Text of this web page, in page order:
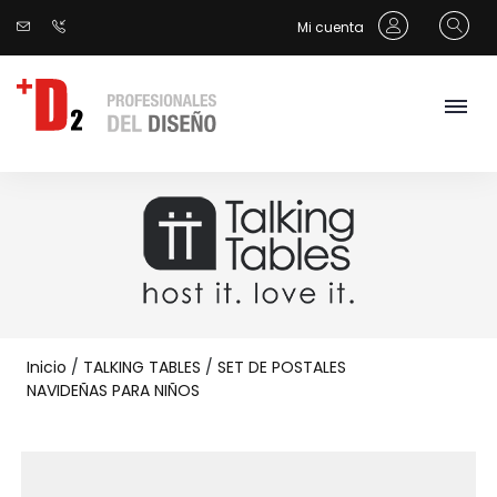
Mi cuenta
Inicio / TALKING TABLES / SET DE POSTALES
NAVIDEÑAS PARA NIÑOS